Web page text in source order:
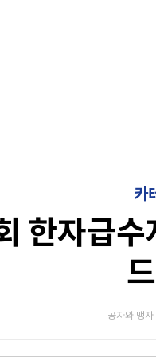
카
한자급
공자와 맹자